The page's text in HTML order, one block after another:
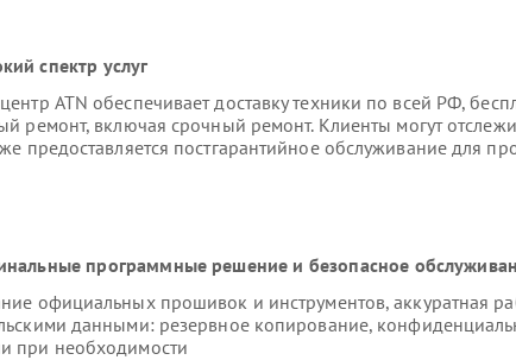
спектр услуг
ATN обеспечивает доставку техники по всей РФ,
ремонт, включая срочный ремонт. Клиенты могут
предоставляется постгарантийное обслуживание для
программные решение и безопасное
официальных прошивок и инструментов, аккуратная
данными: резервное копирование,
при необходимости